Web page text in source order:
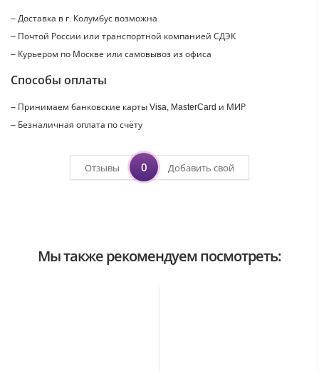
– Доставка в г. Колумбус возможна
– Почтой России или транспортной компанией СДЭК
– Курьером по Москве или самовывоз из офиса
Способы оплаты
– Принимаем банковские карты Visa, MasterCard и МИР
– Безналичная оплата по счёту
Отзывы 0 Добавить свой
Мы также рекомендуем посмотреть: